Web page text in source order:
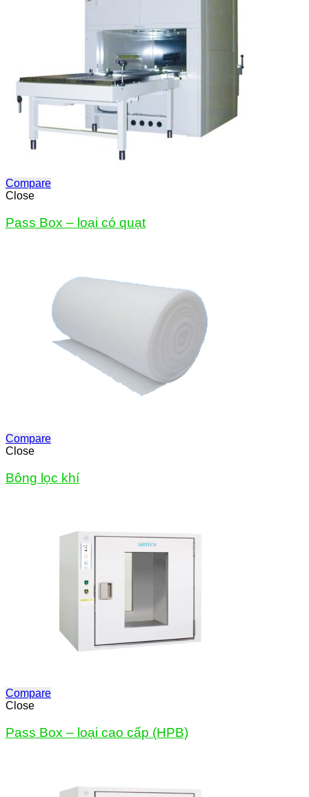
Compare
Close
Pass Box – loại có quạt
Compare
Close
Bông lọc khí
Compare
Close
Pass Box – loại cao cấp (HPB)